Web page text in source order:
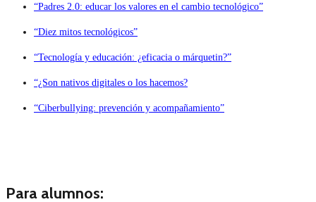
“Padres 2.0: educar los valores en el cambio tecnológico”
“Diez mitos tecnológicos”
“Tecnología y educación: ¿eficacia o márquetin?”
“¿Son nativos digitales o los hacemos?
“Ciberbullying: prevención y acompañamiento”
Para alumnos: